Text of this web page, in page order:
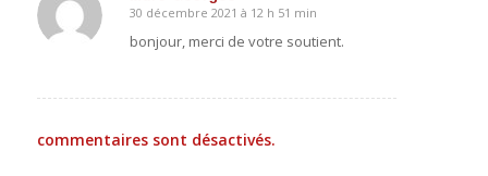
dit
:
30 décembre 2021 à 12 h 51 min
bonjour, merci de votre soutient.
commentaires sont désactivés.